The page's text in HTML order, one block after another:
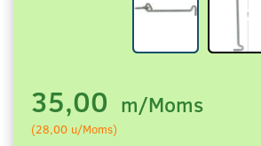
35,00 m/Moms
(28,00 u/Moms)